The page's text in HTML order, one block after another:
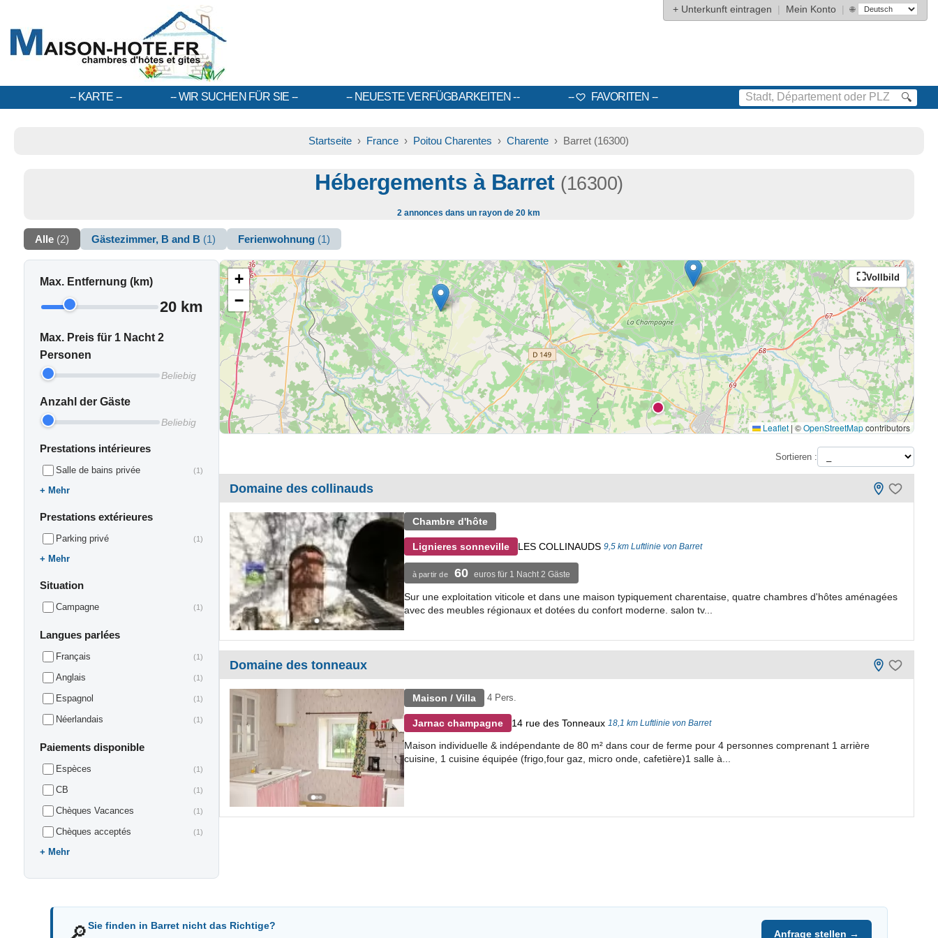
+ Unterkunft eintragen | Mein Konto | 🌐
KARTE WIR SUCHEN FÜR SIE NEUESTE VERFÜGBARKEITEN FAVORITEN 🔍
Startseite › France › Poitou Charentes ›Charente › Barret (16300)
Hébergements à Barret (16300)
2 annonces dans un rayon de 20 km
Alle (2) Gästezimmer, B and B (1) Ferienwohnung (1)
Max. Entfernung (km)
20 km
Max. Preis für 1 Nacht 2
Personen
Beliebig
Anzahl der Gäste
Beliebig
Prestations intérieures
Salle de bains privée (1)
Mehr
Prestations extérieures
Parking privé (1)
Mehr
Situation
Campagne (1)
Langues parlées
Français (1)
Anglais (1)
Espagnol (1)
Néerlandais (1)
Paiements disponible
Espèces (1)
CB (1)
Chèques Vacances (1)
Chèques acceptés (1)
Mehr
Vollbild
+
−
Leaflet | ©OpenStreetMapcontributors
Sortieren :
Domaine des collinauds
Chambre d'hôte
Lignieres sonneville LES COLLINAUDS 9,5 km Luftlinie von Barret
à partir de 60 euros für 1 Nacht 2 Gäste
Sur une exploitation viticole et dans une maison typiquement charentaise, quatre chambres d'hôtes aménagées
avec des meubles régionaux et dotées du confort moderne. salon tv...
Domaine des tonneaux
Maison / Villa 4 Pers.
Jarnac champagne 14 rue des Tonneaux 18,1 km Luftlinie von Barret
Maison individuelle & indépendante de 80 m² dans cour de ferme pour 4 personnes comprenant 1 arrière
cuisine, 1 cuisine équipée (frigo,four gaz, micro onde, cafetière)1 salle à...
🔎Sie finden in Barret nicht das Richtige?
Anfrage stellen →